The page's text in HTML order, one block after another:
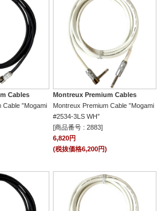
Cables
Cable ”Mogami
Montreux Premium Cables
Montreux Premium Cable ”Mogami
#2534-3LS WH”
[商品番号 : 2883]
6,820円
(税抜価格6,200円)